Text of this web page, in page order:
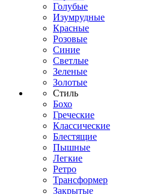
Голубые
Изумрудные
Красные
Розовые
Синие
Светлые
Зеленые
Золотые
Стиль
Бохо
Греческие
Классические
Блестящие
Пышные
Легкие
Ретро
Трансформер
Закрытые